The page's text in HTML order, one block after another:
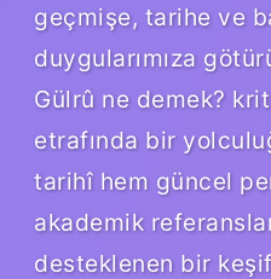
geçmişe, tarihe ve
duygularımıza
Gülrû ne demek?
etrafında bir
tarihî hem güncel
akademik
desteklenen bir